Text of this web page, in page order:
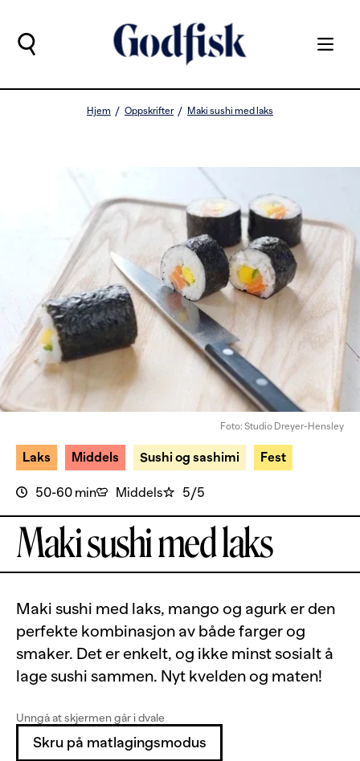
Hjem Oppskrifter Maki sushi med laks
Foto: Studio Dreyer-Hensley
Laks Middels Sushi og sashimi Fest
50-60 min Middels 5/5
Maki sushi med laks
Maki sushi med laks, mango og agurk er den
perfekte kombinasjon av både farger og
smaker. Det er enkelt, og ikke minst sosialt å
lage sushi sammen. Nyt kvelden og maten!
Unngå at skjermen går i dvale
Skru på matlagingsmodus